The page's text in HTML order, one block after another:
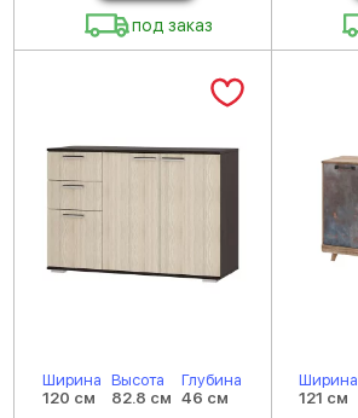
под заказ
Ширина
120 см
Высота
82.8 см
Глубина
46 см
Ширина
121 см